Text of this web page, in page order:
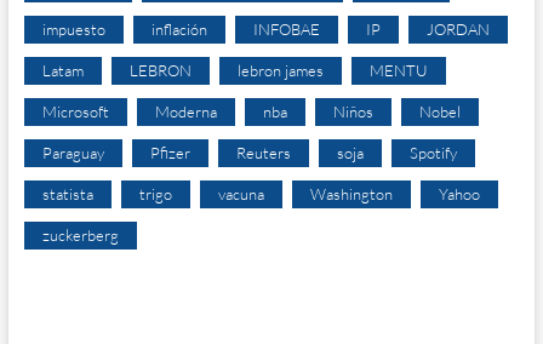
impuesto inflación INFOBAE IP JORDAN
Latam LEBRON lebron james MENTU
Microsoft Moderna nba Niños Nobel
Paraguay Pfizer Reuters soja Spotify
statista trigo vacuna Washington Yahoo
zuckerberg